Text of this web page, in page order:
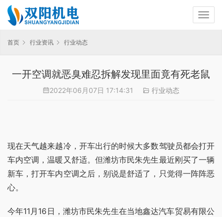
首页 行业资讯 行业动态
一开空调就恶臭难忍拆解发现里面竟有死老鼠
2022年06月07日 17:14:31 行业动态
现在天气越来越冷，开车出行的时候大多数驾驶员都会打开
车内空调，温暖又舒适。但潍坊市民朱先生最近刚买了一辆
新车，打开车内空调之后，别说是舒适了，只觉得一阵阵恶
心。
今年11月16日，潍坊市民朱先生在当地鑫达汽车贸易有限公